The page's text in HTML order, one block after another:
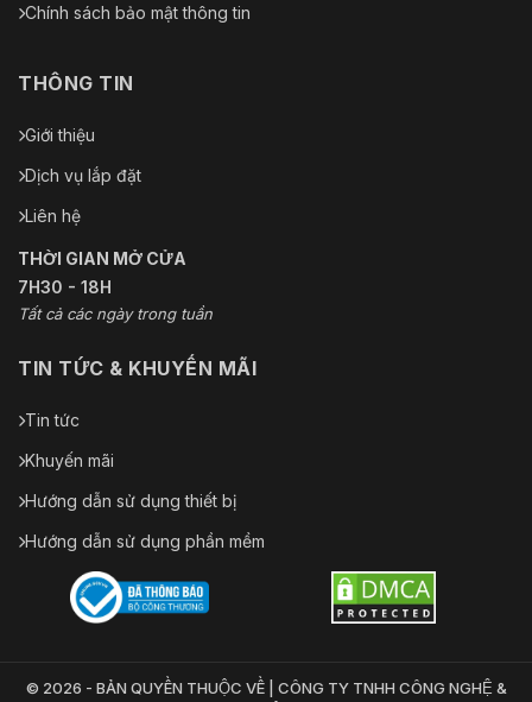
Chính sách bảo mật thông tin
THÔNG TIN
Giới thiệu
Dịch vụ lắp đặt
Liên hệ
THỜI GIAN MỞ CỬA
7H30 - 18H
Tất cả các ngày trong tuần
TIN TỨC & KHUYẾN MÃI
Tin tức
Khuyến mãi
Hướng dẫn sử dụng thiết bị
Hướng dẫn sử dụng phần mềm
© 2026 - BẢN QUYỀN THUỘC VỀ | CÔNG TY TNHH CÔNG NGHỆ &